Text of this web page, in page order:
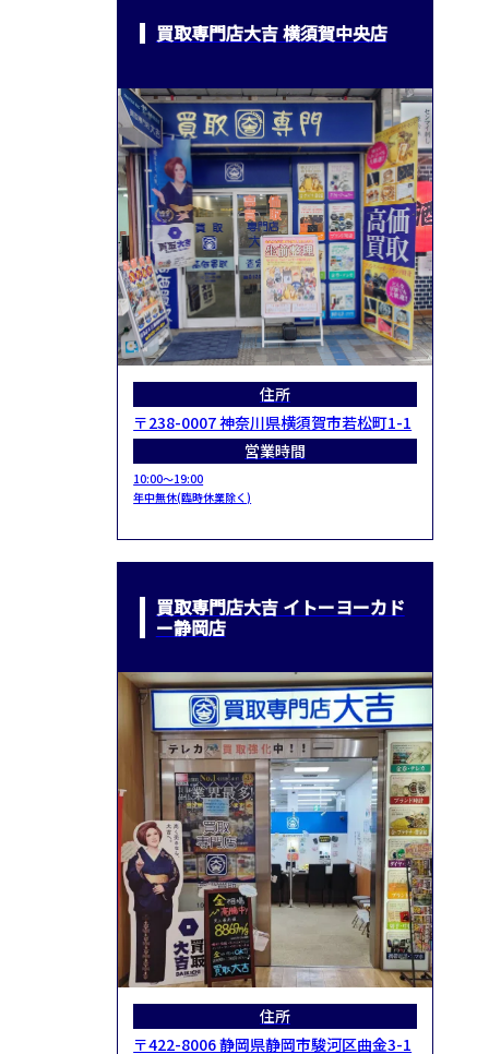
買取専門店大吉 横須賀中央店
住所
〒238-0007 神奈川県横須賀市若松町1-1
営業時間
10:00～19:00
年中無休(臨時休業除く)
買取専門店大吉 イトーヨーカド
ー静岡店
住所
〒422-8006 静岡県静岡市駿河区曲金3-1